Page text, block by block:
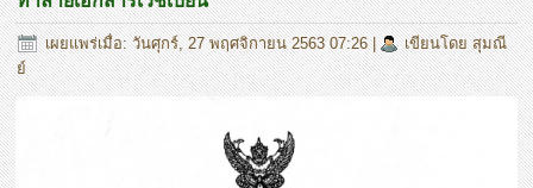
เผยแพร่เมื่อ: วันศุกร์, 27 พฤศจิกายน 2563 07:26|
เขียนโดย สุมณี
ย์